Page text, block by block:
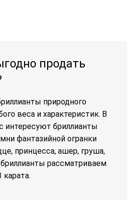
продать
природного
веса и характеристик. В
интересуют бриллианты
фантазийной огранки
принцесса, ашер, груша,
рассматриваем
карата.